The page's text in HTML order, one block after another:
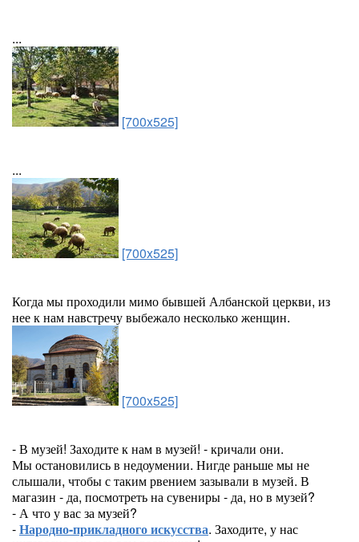
...
[700x525]
...
[700x525]
Когда мы проходили мимо бывшей Албанской церкви, из
нее к нам навстречу выбежало несколько женщин.
[700x525]
- В музей! Заходите к нам в музей! - кричали они.
Мы остановились в недоумении. Нигде раньше мы не
слышали, чтобы с таким рвением зазывали в музей. В
магазин - да, посмотреть на сувениры - да, но в музей?
- А что у вас за музей?
-Народно-прикладного искусства. Заходите, у нас